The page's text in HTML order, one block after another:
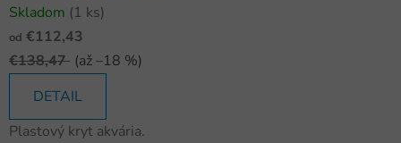
Skladom (1 ks)
od €112,43
€138,47 (až –18 %)
DETAIL
Plastový kryt akvária.